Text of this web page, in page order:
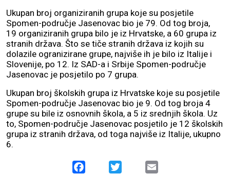
Ukupan broj organiziranih grupa koje su posjetile
Spomen-područje Jasenovac bio je 79. Od tog broja,
19 organiziranih grupa bilo je iz Hrvatske, a 60 grupa iz
stranih država. Što se tiče stranih država iz kojih su
dolazile ogranizirane grupe, najviše ih je bilo iz Italije i
Slovenije, po 12. Iz SAD-a i Srbije Spomen-područje
Jasenovac je posjetilo po 7 grupa.
Ukupan broj školskih grupa iz Hrvatske koje su posjetile
Spomen-područje Jasenovac bio je 9. Od tog broja 4
grupe su bile iz osnovnih škola, a 5 iz srednjih škola. Uz
to, Spomen-područje Jasenovac posjetilo je 12 školskih
grupa iz stranih država, od toga najviše iz Italije, ukupno
6.
Facebook